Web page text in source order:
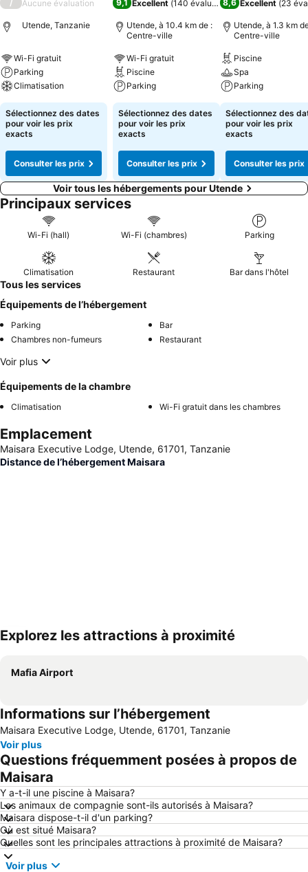
/ Aucune évaluation
Utende, Tanzanie
Wi-Fi gratuit
Parking
Climatisation
Sélectionnez des dates
pour voir les prix
exacts
Consulter les prix
9,1 Excellent (140 évaluations)
Utende, à 10.4 km de :
Centre-ville
Wi-Fi gratuit
Piscine
Parking
Sélectionnez des dates
pour voir les prix
exacts
Consulter les prix
8,6 Excellent (23
Utende, à 1.3 km
Centre-ville
Piscine
Spa
Parking
Sélectionnez des
pour voir les prix
exacts
Consulter les prix
Voir tous les hébergements pour Utende
Principaux services
Wi-Fi (hall) Wi-Fi (chambres) Parking
Climatisation Restaurant Bar dans l'hôtel
Tous les services
Équipements de l’hébergement
Parking
Bar
Chambres non-fumeurs
Restaurant
Voir plus
Équipements de la chambre
Climatisation Wi-Fi gratuit dans les chambres
Emplacement
Maisara Executive Lodge, Utende, 61701, Tanzanie
Distance de l’hébergement Maisara
Explorez les attractions à proximité
Mafia Airport
Informations sur l’hébergement
Maisara Executive Lodge, Utende, 61701, Tanzanie
Voir plus
Questions fréquemment posées à propos de
Maisara
Y a-t-il une piscine à Maisara?
Les animaux de compagnie sont-ils autorisés à Maisara?
Maisara dispose-t-il d'un parking?
Où est situé Maisara?
Quelles sont les principales attractions à proximité de Maisara?
Voir plus